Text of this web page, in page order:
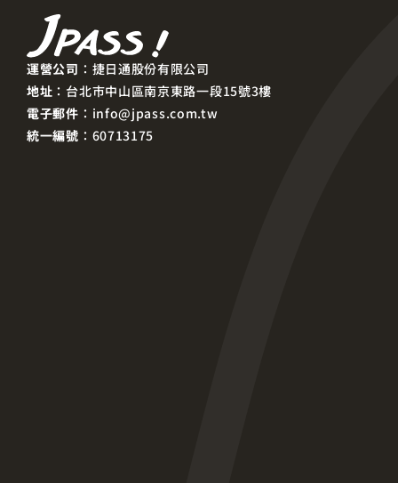
運營公司 ：捷日通股份有限公司
地址 ：台北市中山區南京東路一段15號3樓
電子郵件 ：info@jpass.com.tw
統一編號 ：60713175